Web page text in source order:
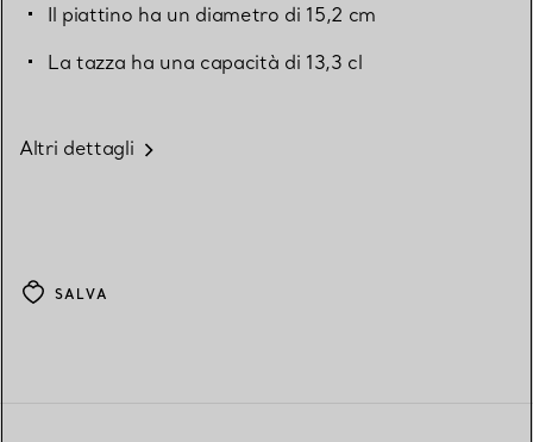
Il piattino ha un diametro di 15,2 cm
La tazza ha una capacità di 13,3 cl
Altri dettagli
SALVA